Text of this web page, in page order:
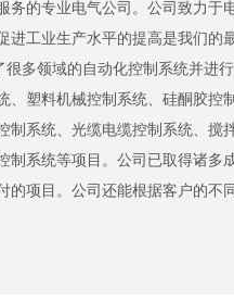
务的专业电气公司。公司致力
进工业生产水平的提高是我们的
很多领域的自动化控制系统并进
、塑料机械控制系统、硅酮胶
制系统、光缆电缆控制系统、
制系统等项目。公司已取得诸
的项目。公司还能根据客户的不